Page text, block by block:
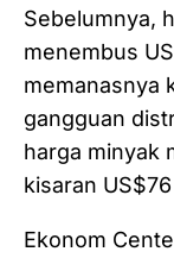
Sebelumnya,
menembus
memanasnya
gangguan
harga minyak
kisaran
Ekonom